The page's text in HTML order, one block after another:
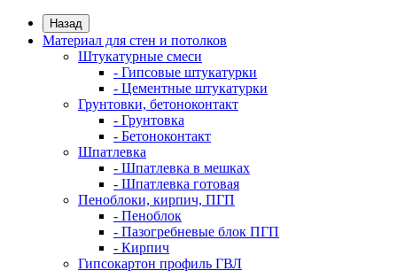
Назад
Материал для стен и потолков
Штукатурные смеси
- Гипсовые штукатурки
- Цементные штукатурки
Грунтовки, бетоноконтакт
- Грунтовка
- Бетоноконтакт
Шпатлевка
- Шпатлевка в мешках
- Шпатлевка готовая
Пеноблоки, кирпич, ПГП
- Пеноблок
- Пазогребневые блок ПГП
- Кирпич
Гипсокартон профиль ГВЛ